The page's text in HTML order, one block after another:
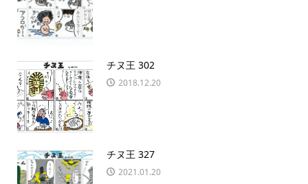
チヌ王 302
2018.12.20
チヌ王 327
2021.01.20